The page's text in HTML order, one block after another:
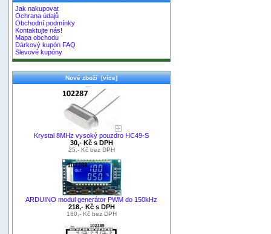
Jak nakupovat
Ochrana údajů
Obchodní podmínky
Kontaktujte nás!
Mapa obchodu
Dárkový kupón FAQ
Slevové kupóny
Nové zboží [více]
Krystal 8MHz vysoký pouzdro HC49-S
30,- Kč s DPH
25,- Kč bez DPH
ARDUINO modul generátor PWM do 150kHz
218,- Kč s DPH
180,- Kč bez DPH